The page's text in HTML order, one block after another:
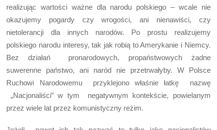
realizując wartości ważne dla narodu polskiego – wcale nie
okazujemy pogardy czy wrogości, ani nienawiści, czy
nietolerancji dla innych narodów. Po prostu realizujemy
polskiego narodu interesy, tak jak robią to Amerykanie i Niemcy.
Bez działań pronarodowych, propaństwowych żadne
suwerenne państwo, ani naród nie przetrwałyby. W Polsce
Ruchowi Narodowemu przyklejono właśnie łatkę nazwę
„Nacjonaliści” w tym negatywnym kontekście, powielanym
przez wiele lat przez komunistyczny reżim.